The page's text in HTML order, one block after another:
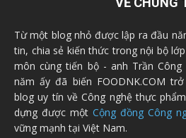
Từ một blog nhỏ được lập ra đầu
tin, chia sẻ kiến thức trong nội bộ
môn cùng tiến bộ - anh Trần
năm ấy đã biến FOODNK.COM
blog uy tín về Công nghệ thực
dựng được một Cộng đồng Công
vững mạnh tại Việt Nam.